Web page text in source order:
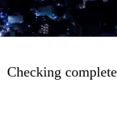
Checking